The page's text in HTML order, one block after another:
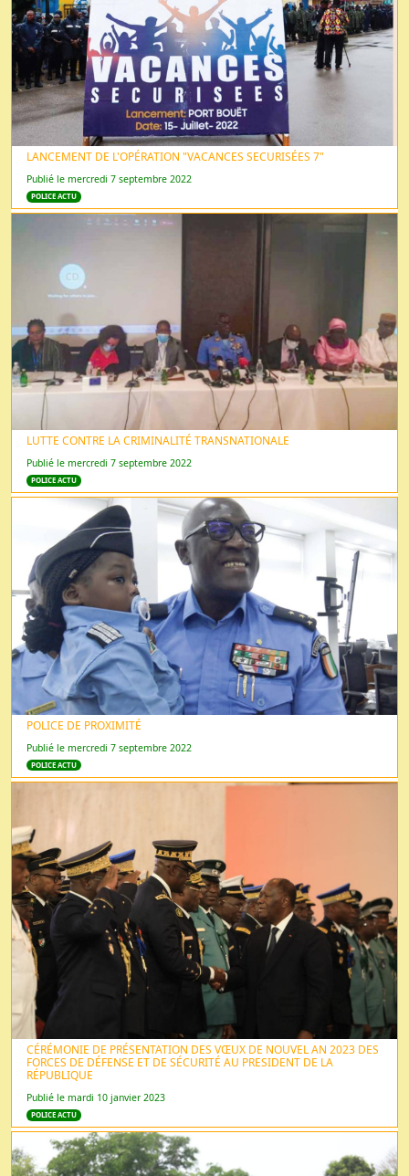
LANCEMENT DE L'OPÉRATION "VACANCES SECURISÉES 7"
Publié le mercredi 7 septembre 2022
POLICE ACTU
LUTTE CONTRE LA CRIMINALITÉ TRANSNATIONALE
Publié le mercredi 7 septembre 2022
POLICE ACTU
POLICE DE PROXIMITÉ
Publié le mercredi 7 septembre 2022
POLICE ACTU
CÉRÉMONIE DE PRÉSENTATION DES VŒUX DE NOUVEL AN 2023 DES
FORCES DE DÉFENSE ET DE SÉCURITÉ AU PRESIDENT DE LA
RÉPUBLIQUE
Publié le mardi 10 janvier 2023
POLICE ACTU